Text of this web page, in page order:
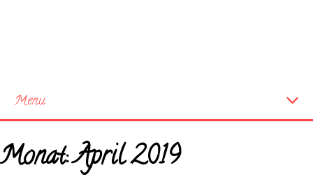
Menu
Neue Bilder
Monat:April 2019